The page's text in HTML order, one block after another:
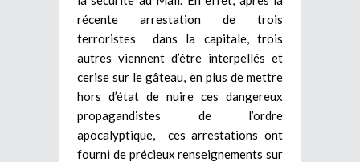
récente arrestation de trois
terroristes dans la capitale, trois
autres viennent d’être interpellés et
cerise sur le gâteau, en plus de mettre
hors d’état de nuire ces dangereux
propagandistes de l’ordre
apocalyptique, ces arrestations ont
fourni de précieux renseignements sur